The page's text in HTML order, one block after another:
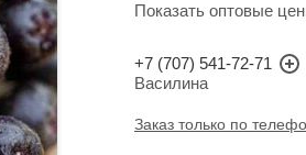
Показать оптовые
+7 (707) 541-72-71
Василина
Заказ только по